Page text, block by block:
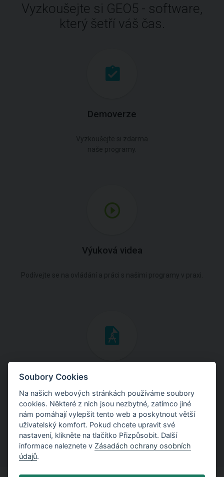
Vyzkoušejte si GEO5 - software,
který šetří váš čas.
Demoverze
Výuková videa
Inženýrské manuály
Stáhněte si manuály s teoretickými i praktickými ukázkami
použití programů.
Soubory Cookies
Na našich webových stránkách používáme soubory
cookies. Některé z nich jsou nezbytné, zatímco jiné
nám pomáhají vylepšit tento web a poskytnout větší
uživatelský komfort. Pokud chcete upravit své
nastavení, klikněte na tlačítko Přizpůsobit. Další
informace naleznete v Zásadách ochrany osobních
údajů.